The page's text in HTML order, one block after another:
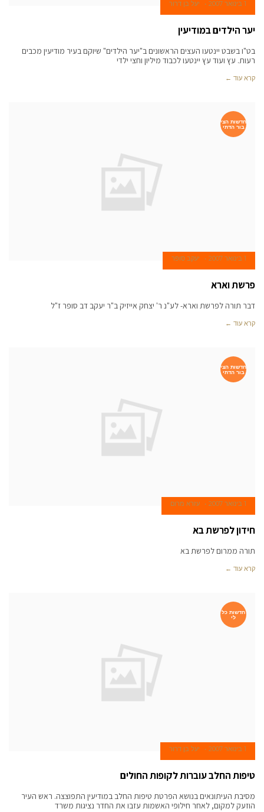
1 בינואר 2007 יעל בן דרור
יער הילדים במודיעין
בט"ו בשבט יינטעו העצים הראשונים ב"יער הילדים" שיוקם בעיר מודיעין מכבים
רעות. עץ ועוד עץ יינטעו לכבוד מיליון וחצי ילדי
קרא עוד ←
חדשות הצי
בור הדתי
1 בינואר 2007 יעקב סופר
פרשת וארא
דבר תורה לפרשת וארא- לע"נ ר' יצחק אייזיק ב"ר יעקב דב סופר ז"ל
קרא עוד ←
חדשות הצי
בור הדתי
1 בינואר 2007 עזרא מרום
חידון לפרשת בא
תורה ממרום לפרשת בא
קרא עוד ←
חדשות כל
לי
1 בינואר 2007 יעל בן דרור
טיפות החלב עוברות לקופות החולים
מסיבת העיתונאים בנושא הפרטת טיפות החלב במודיעין התפוצצה. ראש העיר
הוזעק למקום, לאחר חילופי האשמות עזבו את החדר נציגות משרד